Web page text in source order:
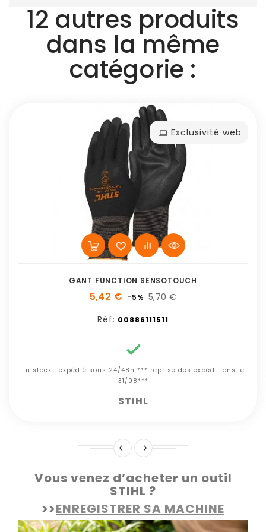
12 autres produits
dans la même
catégorie :
Exclusivité web
GANT FUNCTION SENSOTOUCH
5,42 € -5% 5,70 €
Réf: 00886111511

En stock | expédié sous 24/48h *** reprise des expéditions le
31/08***
STIHL
Vous venez d’acheter un outil
STIHL ?
>>ENREGISTRER SA MACHINE